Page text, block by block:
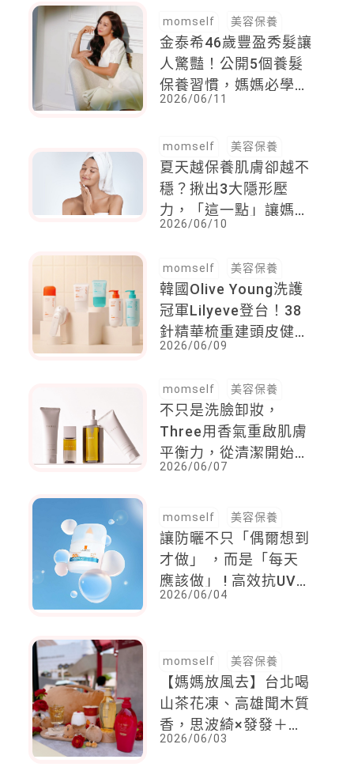
momself 美容保養
金泰希46歲豐盈秀髮讓
人驚豔！公開5個養髮
保養習慣，媽媽必學頭
皮管理法一次看懂
2026/06/11
momself 美容保養
夏天越保養肌膚卻越不
穩？揪出3大隱形壓
力，「這一點」讓媽媽
肌膚默默缺水卻渾然不
2026/06/10
momself 美容保養
韓國Olive Young洗護
冠軍Lilyeve登台！38
針精華梳重建頭皮健
康，媽媽告別落髮扁塌
2026/06/09
momself 美容保養
不只是洗臉卸妝，
Three用香氣重啟肌膚
平衡力，從清潔開始一
天的療癒儀式
2026/06/07
momself 美容保養
讓防曬不只「偶爾想到
才做」 ，而是「每天
應該做」 ! 高效抗UV外
結合輕盈膚觸，一次收
2026/06/04
momself 美容保養
【媽媽放風去】台北喝
山茶花凍、高雄聞木質
香，思波綺×發發＋
SAWAA高雄快閃登
2026/06/03